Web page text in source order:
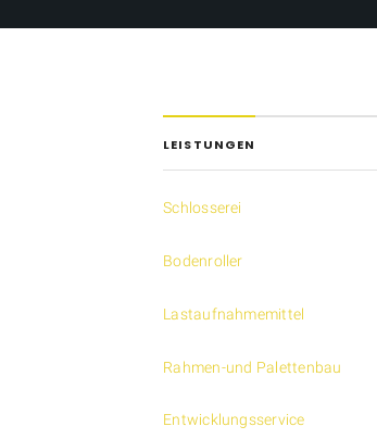
LEISTUNGEN
Schlosserei
Bodenroller
Lastaufnahmemittel
Rahmen-und Palettenbau
Entwicklungsservice